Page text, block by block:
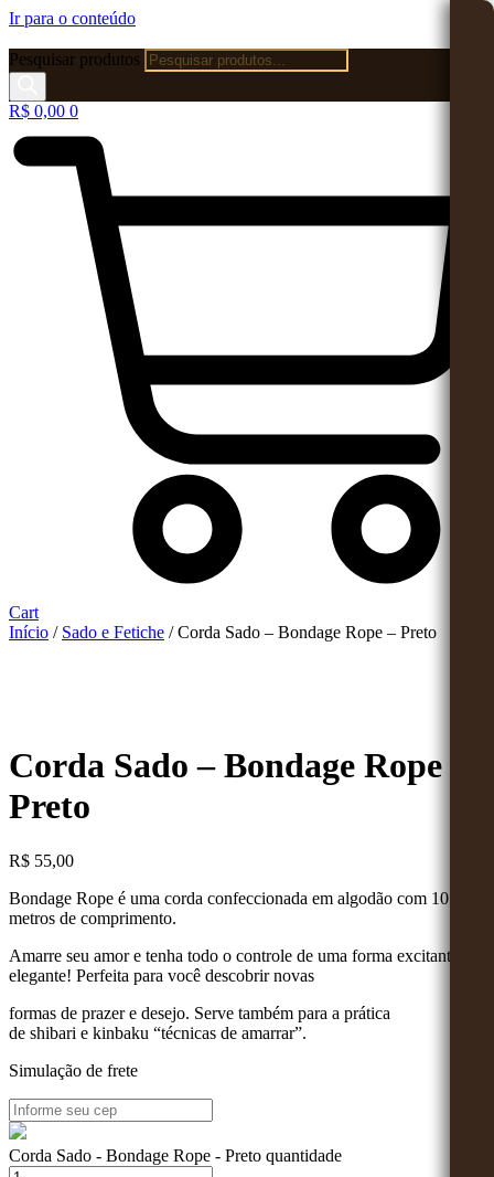
Ir para o conteúdo
Pesquisar produtos
R$ 0,00 0
Cart
Início / Sado e Fetiche / Corda Sado – Bondage Rope – Preto
Corda Sado – Bondage Rope –
Preto
R$ 55,00
Bondage Rope é uma corda confeccionada em algodão com 10
metros de comprimento.
Amarre seu amor e tenha todo o controle de uma forma excitante e
elegante! Perfeita para você descobrir novas
formas de prazer e desejo. Serve também para a prática
de shibari e kinbaku “técnicas de amarrar”.
Simulação de frete
Corda Sado - Bondage Rope - Preto quantidade